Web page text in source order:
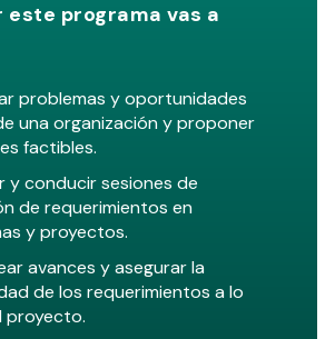
este programa vas a
problemas y oportunidades
una organización y proponer
factibles.
y conducir sesiones de
de requerimientos en
y proyectos.
avances y asegurar la
de los requerimientos a lo
proyecto.